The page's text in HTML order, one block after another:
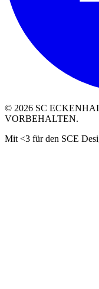
© 2026 SC
VORBEHALTEN.
Mit <3 für den SCE